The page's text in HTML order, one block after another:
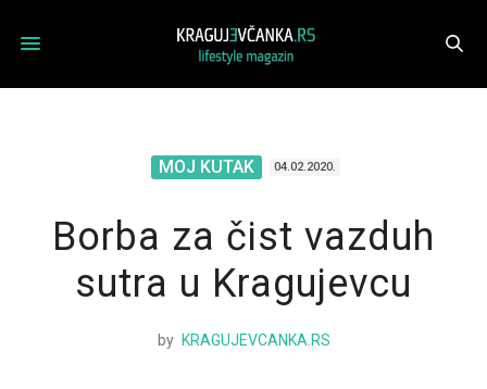
MOJ KUTAK 04.02.2020.
Borba za čist vazduh
sutra u Kragujevcu
by KRAGUJEVCANKA.RS